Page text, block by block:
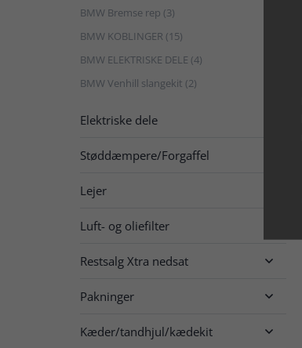
BMW Bremse rep (3)
BMW KOBLINGER (15)
BMW ELEKTRISKE DELE (4)
BMW Venhill slangekit (2)
Elektriske dele
Støddæmpere/Forgaffel
Lejer
Luft- og oliefilter
Restsalg Xtra nedsat 
Pakninger 
Kæder/tandhjul/kædekit 